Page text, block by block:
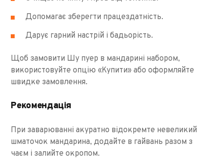
Допомагає зберегти працездатність.
Дарує гарний настрій і бадьорість.
Щоб замовити Шу пуер в мандарині набором,
використовуйте опцію «Купити» або оформляйте
швидке замовлення.
Рекомендація
При заварюванні акуратно відокремте невеликий
шматочок мандарина, додайте в гайвань разом з
чаєм і залийте окропом.